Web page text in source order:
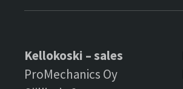
Kellokoski – sales
ProMechanics Oy